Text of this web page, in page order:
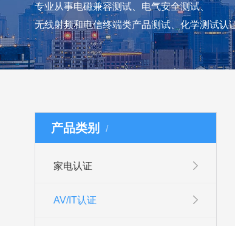
专业从事电磁兼容测试、电气安全测试、
无线射频和电信终端类产品测试、化学测试认
产品类别 /
家电认证
AV/IT认证